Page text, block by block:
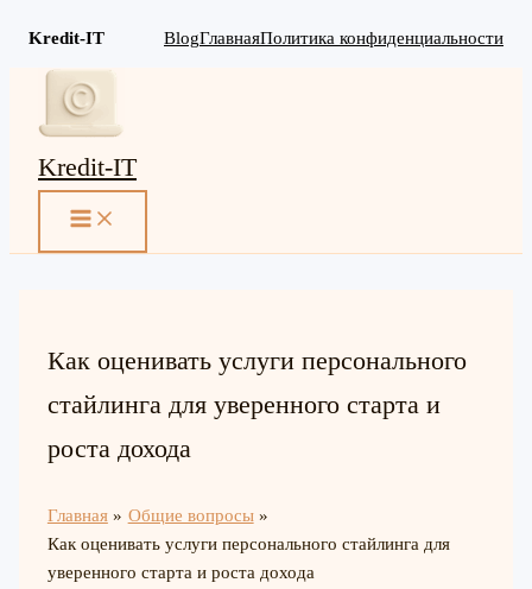
Kredit-IT BlogГлавнаяПолитика конфиденциальности
Перейти
содержимому
Kredit-IT
MAIN
Как оценивать услуги персонального
стайлинга для уверенного старта и
роста дохода
Главная
Общие вопросы
Как оценивать услуги персонального стайлинга для
уверенного старта и роста дохода